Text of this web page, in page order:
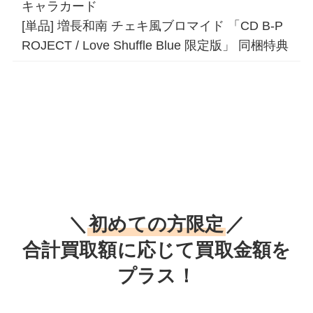
キャラカード
[単品] 増長和南 チェキ風ブロマイド 「CD B-P
ROJECT / Love Shuffle Blue 限定版」 同梱特典
＼初めての方限定／
合計買取額に応じて買取金額を
プラス！